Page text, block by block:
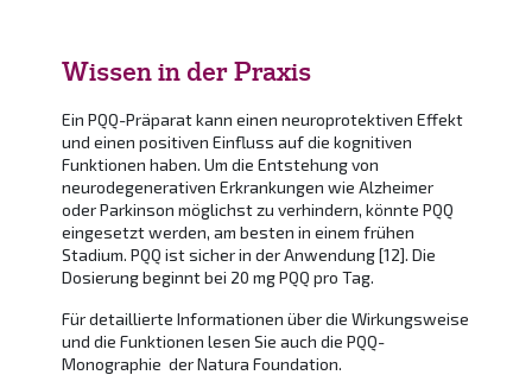
Wissen in der Praxis
Ein PQQ-Präparat kann einen neuroprotektiven Effekt
und einen positiven Einfluss auf die kognitiven
Funktionen haben. Um die Entstehung von
neurodegenerativen Erkrankungen wie Alzheimer
oder Parkinson möglichst zu verhindern, könnte PQQ
eingesetzt werden, am besten in einem frühen
Stadium. PQQ ist sicher in der Anwendung [12]. Die
Dosierung beginnt bei 20 mg PQQ pro Tag.
Für detaillierte Informationen über die Wirkungsweise
und die Funktionen lesen Sie auch die PQQ-
Monographie der Natura Foundation.